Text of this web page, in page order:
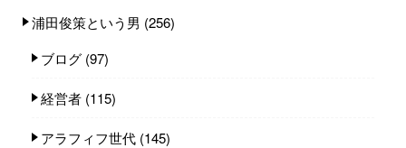
浦田俊策という男 (256)
ブログ (97)
経営者 (115)
アラフィフ世代 (145)